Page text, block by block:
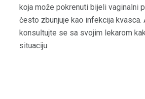
koja može pokrenuti bijeli vaginalni
često zbunjuje kao infekcija
konsultujte se sa svojim lekarom
situaciju